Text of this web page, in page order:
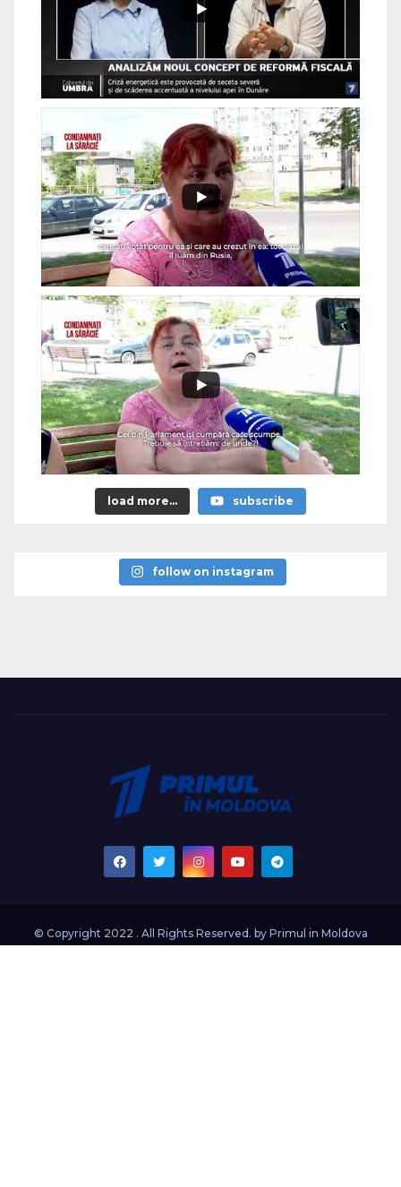
load more... subscribe
follow on instagram
© Copyright 2022 . All Rights Reserved. by Primul in Moldova